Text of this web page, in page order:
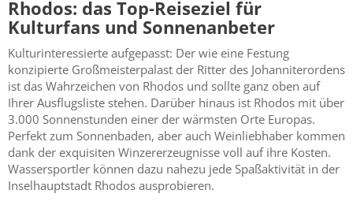
Rhodos: das Top-Reiseziel für
Kulturfans und Sonnenanbeter
Kulturinteressierte aufgepasst: Der wie eine Festung
konzipierte Großmeisterpalast der Ritter des Johanniterordens
ist das Wahrzeichen von Rhodos und sollte ganz oben auf
Ihrer Ausflugsliste stehen. Darüber hinaus ist Rhodos mit über
3.000 Sonnenstunden einer der wärmsten Orte Europas.
Perfekt zum Sonnenbaden, aber auch Weinliebhaber kommen
dank der exquisiten Winzererzeugnisse voll auf ihre Kosten.
Wassersportler können dazu nahezu jede Spaßaktivität in der
Inselhauptstadt Rhodos ausprobieren.